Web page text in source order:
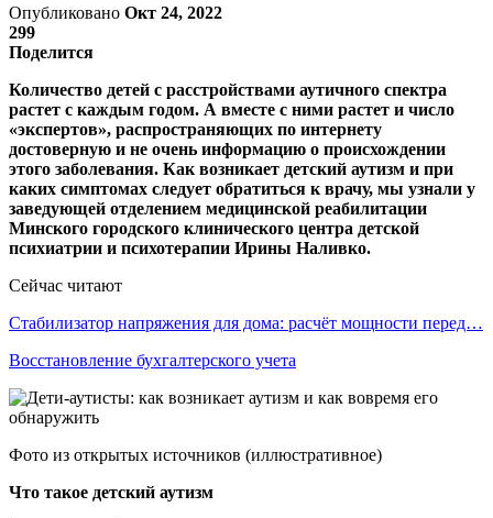
Опубликовано Окт 24, 2022
299
Поделится
Количество детей с расстройствами аутичного спектра
растет с каждым годом. А вместе с ними растет и число
«экспертов», распространяющих по интернету
достоверную и не очень информацию о происхождении
этого заболевания. Как возникает детский аутизм и при
каких симптомах следует обратиться к врачу, мы узнали у
заведующей отделением медицинской реабилитации
Минского городского клинического центра детской
психиатрии и психотерапии Ирины Наливко.
Сейчас читают
Стабилизатор напряжения для дома: расчёт мощности перед…
Восстановление бухгалтерского учета
Фото из открытых источников (иллюстративное)
Что такое детский аутизм